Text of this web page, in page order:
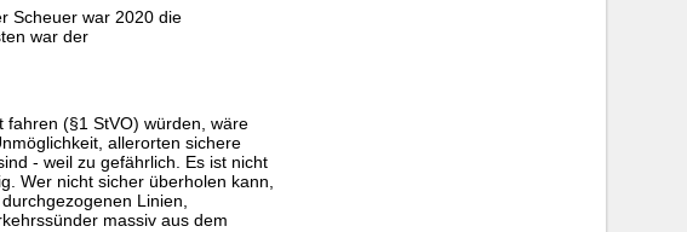
Scheuer war 2020 die
war der
fahren (§1 StVO) würden, wäre
allerorten sichere
- weil zu gefährlich. Es ist nicht
Wer nicht sicher überholen kann,
Linien,
massiv aus dem